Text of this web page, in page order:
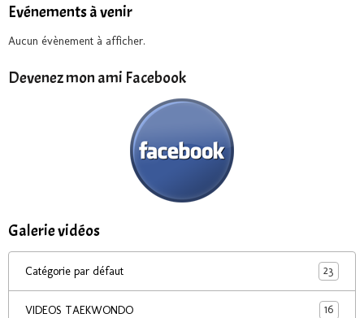
Evénements à venir
Aucun évènement à afficher.
Devenez mon ami Facebook
Galerie vidéos
Catégorie par défaut 23
VIDEOS TAEKWONDO 16